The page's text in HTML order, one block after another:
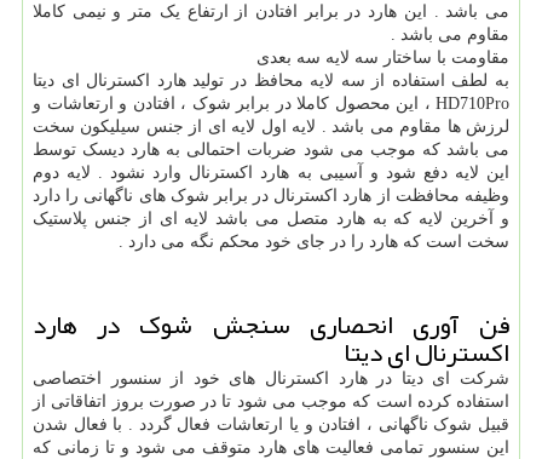
می باشد . این هارد در برابر افتادن از ارتفاع یک متر و نیمی کاملا
مقاوم می باشد .
مقاومت با ساختار سه لایه سه بعدی
به لطف استفاده از سه لایه محافظ در تولید هارد اکسترنال ای دیتا
HD710Pro ، این محصول کاملا در برابر شوک ، افتادن و ارتعاشات و
لرزش ها مقاوم می باشد . لایه اول لایه ای از جنس سیلیکون سخت
می باشد که موجب می شود ضربات احتمالی به هارد دیسک توسط
این لایه دفع شود و آسیبی به هارد اکسترنال وارد نشود . لایه دوم
وظیفه محافظت از هارد اکسترنال در برابر شوک های ناگهانی را دارد
و آخرین لایه که به هارد متصل می باشد لایه ای از جنس پلاستیک
سخت است که هارد را در جای خود محکم نگه می دارد .
فن آوری انحصاری سنجش شوک در هارد
اکسترنال ای دیتا
شرکت ای دیتا در هارد اکسترنال های خود از سنسور اختصاصی
استفاده کرده است که موجب می شود تا در صورت بروز اتفاقاتی از
قبیل شوک ناگهانی ، افتادن و یا ارتعاشات فعال گردد . با فعال شدن
این سنسور تمامی فعالیت های هارد متوقف می شود و تا زمانی که